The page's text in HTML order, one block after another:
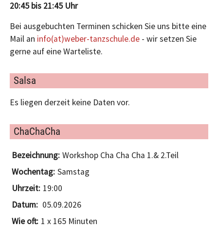
20:45 bis 21:45 Uhr
Bei ausgebuchten Terminen schicken Sie uns bitte eine
Mail an info(at)weber-tanzschule.de - wir setzen Sie
gerne auf eine Warteliste.
Salsa
Es liegen derzeit keine Daten vor.
ChaChaCha
Workshop Cha Cha Cha 1.& 2.Teil
Samstag
19:00
05.09.2026
1 x 165 Minuten